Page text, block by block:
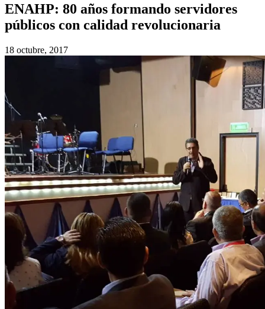
ENAHP: 80 años formando servidores
públicos con calidad revolucionaria
18 octubre, 2017